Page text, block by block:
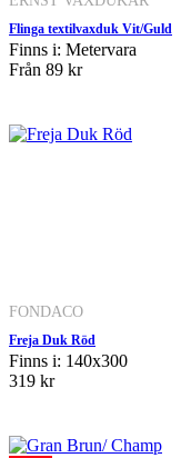
Flinga textilvaxduk Vit/Guld
Finns i: Metervara
Från 89 kr
FONDACO
Freja Duk Röd
Finns i: 140x300
319 kr